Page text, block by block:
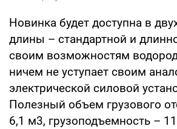
Новинка будет доступна в
длины – стандартной и
своим возможностям
ничем не уступает своим
электрической силовой
Полезный объем грузового
6,1 м3, грузоподъемность –